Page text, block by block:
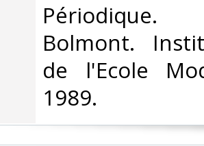
‎Périodique.
Bolmont.
de l'Ecole
1989.‎